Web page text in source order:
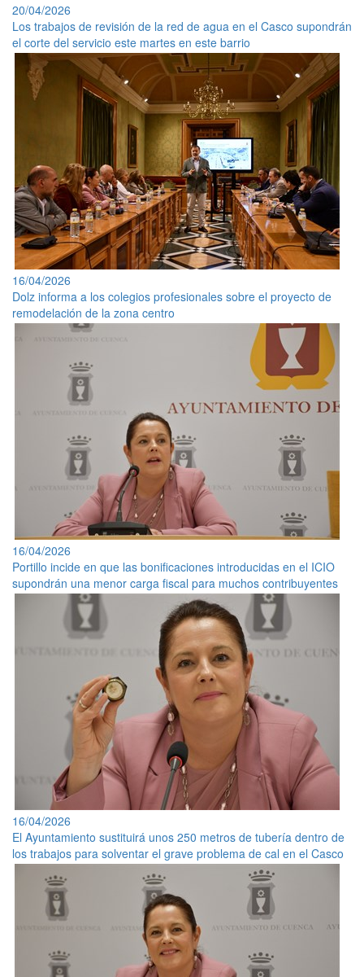
20/04/2026
Los trabajos de revisión de la red de agua en el Casco supondrán
el corte del servicio este martes en este barrio
16/04/2026
Dolz informa a los colegios profesionales sobre el proyecto de
remodelación de la zona centro
16/04/2026
Portillo incide en que las bonificaciones introducidas en el ICIO
supondrán una menor carga fiscal para muchos contribuyentes
16/04/2026
El Ayuntamiento sustituirá unos 250 metros de tubería dentro de
los trabajos para solventar el grave problema de cal en el Casco